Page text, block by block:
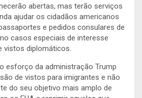
abertas, mas terão serviços
ajudar os cidadãos americanos
e pedidos consulares de
casos especiais de interesse
vistos diplomáticos.
esforço da administração Trump
de vistos para imigrantes e não
do seu objetivo mais amplo de